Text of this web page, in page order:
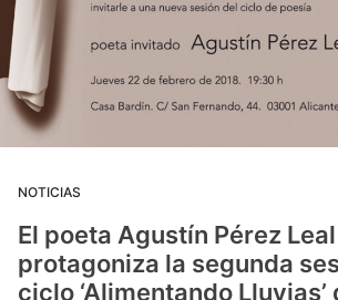
NOTICIAS
El poeta Agustín Pérez Leal
protagoniza la segunda
ciclo ‘Alimentando